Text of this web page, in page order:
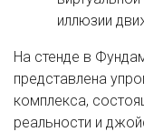
иллюзии
На стенде в
представлена
комплекса,
реальности и